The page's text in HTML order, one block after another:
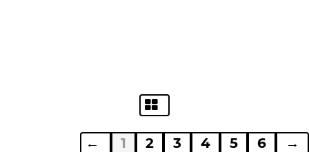
← 1 2 3 4 5 6 →